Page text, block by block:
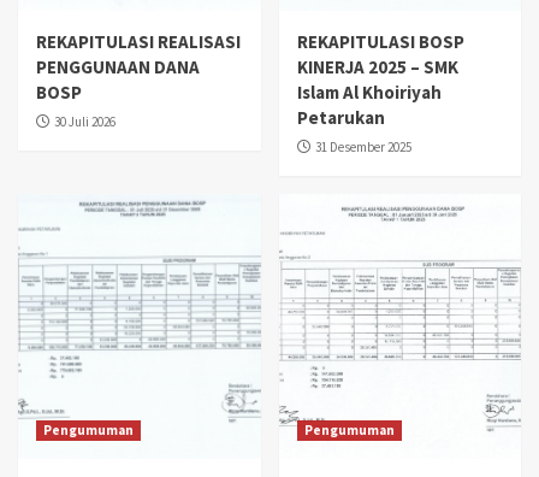
REKAPITULASI REALISASI
PENGGUNAAN DANA
BOSP
30 Juli 2026
REKAPITULASI BOSP
KINERJA 2025 – SMK
Islam Al Khoiriyah
Petarukan
31 Desember 2025
Pengumuman Pengumuman